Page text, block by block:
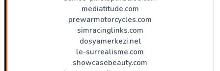
mediatitude.com
prewarmotorcycles.com
simracinglinks.com
dosyamerkezi.net
le-surrealisme.com
showcasebeauty.com